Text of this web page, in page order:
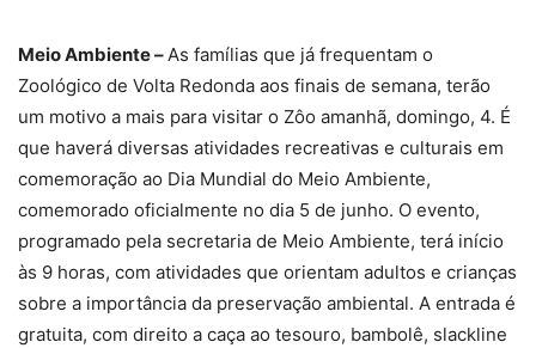
Meio Ambiente –As famílias que já frequentam o
Zoológico de Volta Redonda aos finais de semana, terão
um motivo a mais para visitar o Zôo amanhã, domingo, 4. É
que haverá diversas atividades recreativas e culturais em
comemoração ao Dia Mundial do Meio Ambiente,
comemorado oficialmente no dia 5 de junho. O evento,
programado pela secretaria de Meio Ambiente, terá início
às 9 horas, com atividades que orientam adultos e crianças
sobre a importância da preservação ambiental. A entrada é
gratuita, com direito a caça ao tesouro, bambolê, slackline